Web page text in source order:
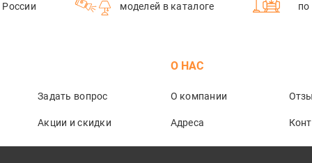
России
моделей в каталоге
по
Задать вопрос
Акции и скидки
О НАС
О компании
Адреса